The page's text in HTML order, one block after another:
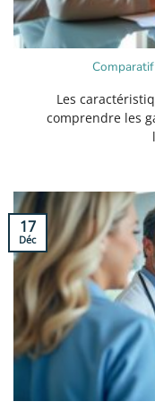
Les
comprendre les
17
Déc